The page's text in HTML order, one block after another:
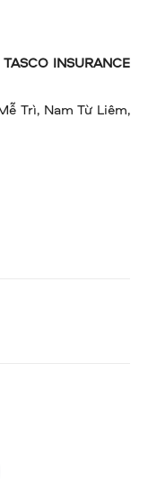
INSURANCE
Trì, Nam Từ Liêm,